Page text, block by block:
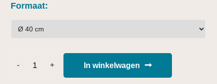
Formaat
In winkelwagen